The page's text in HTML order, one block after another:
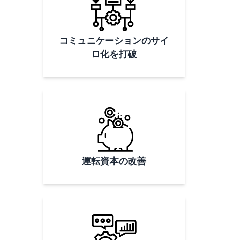
コミュニケーションのサイ
ロ化を打破
運転資本の改善